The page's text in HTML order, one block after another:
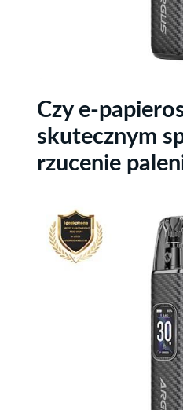
Czy e-
skutecznym
rzucenie